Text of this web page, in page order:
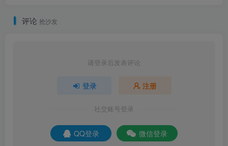
评论 抢沙发
请登录后发表评论
登录 注册
社交账号登录
QQ登录 微信登录